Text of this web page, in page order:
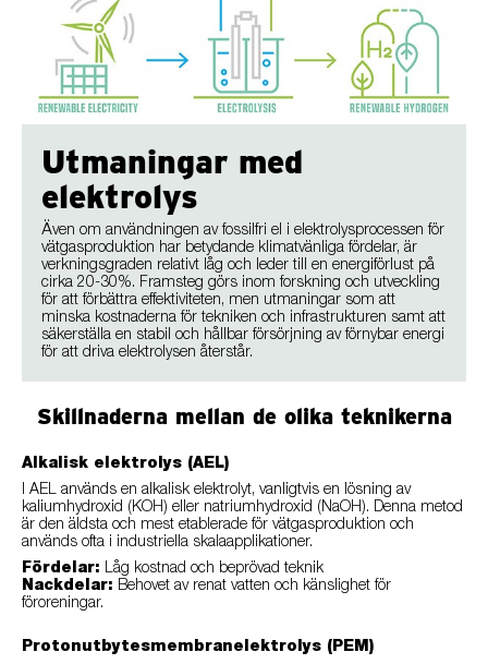
Utmaningar med
elektrolys
Även om användningen av fossilfri el i elektrolysprocessen för
vätgasproduktion har betydande klimatvänliga fördelar, är
verkningsgraden relativt låg och leder till en energiförlust på
cirka 20-30%. Framsteg görs inom forskning och utveckling
för att förbättra effektiviteten, men utmaningar som att
minska kostnaderna för tekniken och infrastrukturen samt att
säkerställa en stabil och hållbar försörjning av förnybar energi
för att driva elektrolysen återstår.
Skillnaderna mellan de olika teknikerna
Alkalisk elektrolys (AEL)
I AEL används en alkalisk elektrolyt, vanligtvis en lösning av
kaliumhydroxid (KOH) eller natriumhydroxid (NaOH). Denna metod
är den äldsta och mest etablerade för vätgasproduktion och
används ofta i industriella skalaapplikationer.
Fördelar: Låg kostnad och beprövad teknik
Nackdelar: Behovet av renat vatten och känslighet för
föroreningar.
Protonutbytesmembranelektrolys (PEM)